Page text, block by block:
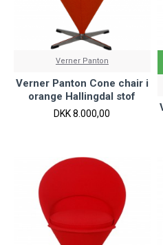
Verner Panton
Verner Panton Cone chair i
orange Hallingdal stof
DKK 8.000,00